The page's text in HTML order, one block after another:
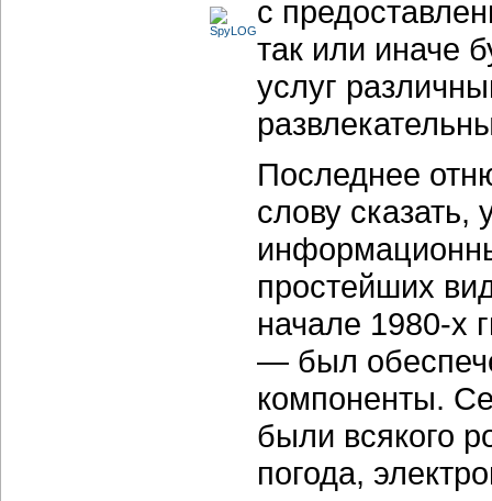
с
так или иначе
услуг
Последнее
слову сказать,
простейших
начале 1980-х
— был
компоненты.
были всякого
погода,